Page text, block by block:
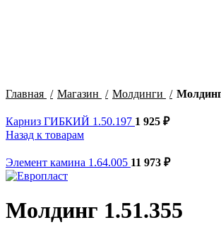
Главная
Магазин Молдинги
Карниз ГИБКИЙ 1.50.197 1 925 ₽
Назад к товарам
Элемент камина 1.64.005 11 973 ₽
Молдинг 1.51.355